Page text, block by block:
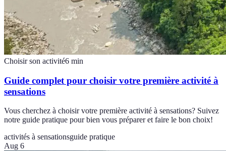
Choisir son activité6 min
Guide complet pour choisir votre première activité à
sensations
Vous cherchez à choisir votre première activité à sensations? Suivez
notre guide pratique pour bien vous préparer et faire le bon choix!
activités à sensationsguide pratique
Aug 6